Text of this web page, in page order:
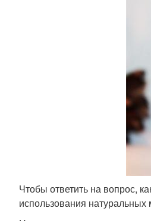
Чтобы ответить на вопрос,
использования натуральных